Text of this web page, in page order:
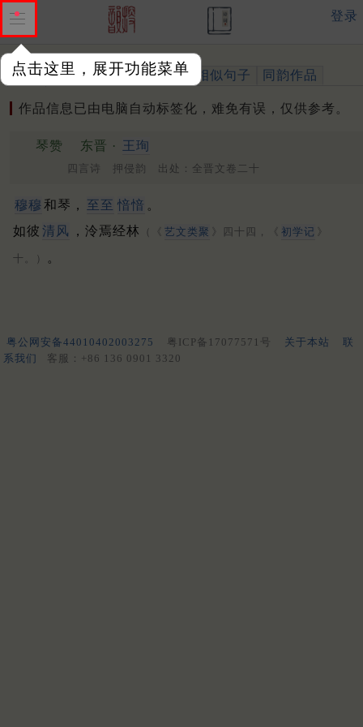
点击这里，展开功能菜单
登录
作品 标注四声 出处、引用 相似句子 同韵作品
作品信息已由电脑自动标签化，难免有误，仅供参考。
琴赞 东晋 · 王珣
四言诗 押侵韵 出处：全晋文卷二十
穆穆和琴， 至至 愔愔 。
如彼 清风 ，泠焉经林 （《 艺文类聚 》四十四，《 初学记
十。） 。
粤公网安备44010402003275 粤ICP备17077571号 关于本站
联
系我们
客服：+86 136 0901 3320